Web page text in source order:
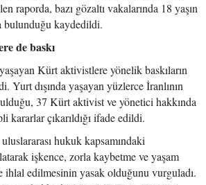
raporda, bazı gözaltı vakalarında 18 yaşın
bulunduğu kaydedildi.
de baskı
Kürt aktivistlere yönelik baskıların
Yurt dışında yaşayan yüzlerce İranlının
37 Kürt aktivist ve yönetici hakkında
kararlar çıkarıldığı ifade edildi.
hukuk kapsamındaki
işkence, zorla kaybetme ve yaşam
ihlal edilmesinin yasak olduğunu vurguladı.